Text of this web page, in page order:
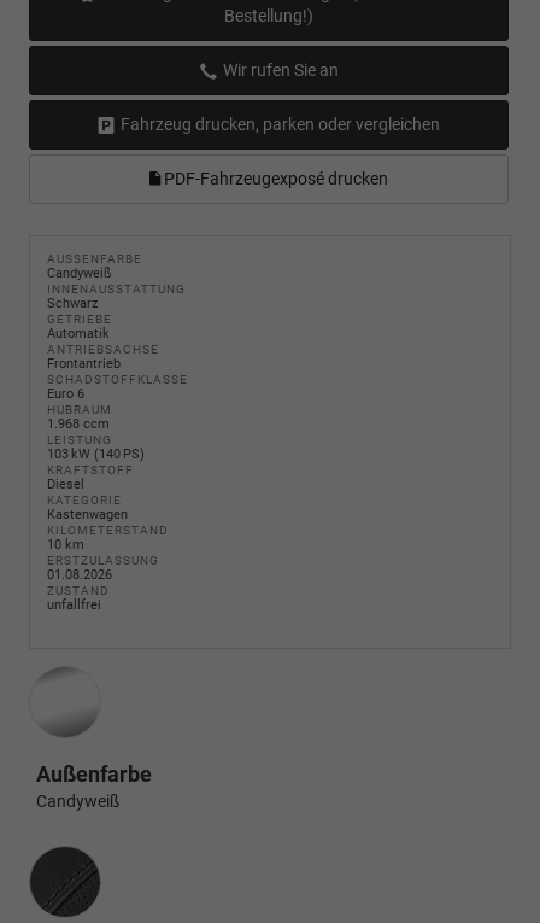
Bestellung!)
Wir rufen Sie an
Fahrzeug drucken, parken oder vergleichen
PDF-Fahrzeugexposé drucken
AUSSENFARBE
Candyweiß
INNENAUSSTATTUNG
Schwarz
GETRIEBE
Automatik
ANTRIEBSACHSE
Frontantrieb
SCHADSTOFFKLASSE
Euro 6
HUBRAUM
1.968 ccm
LEISTUNG
103 kW (140 PS)
KRAFTSTOFF
Diesel
KATEGORIE
Kastenwagen
KILOMETERSTAND
10 km
ERSTZULASSUNG
01.08.2026
ZUSTAND
unfallfrei
Außenfarbe
Candyweiß
Innenausstattung